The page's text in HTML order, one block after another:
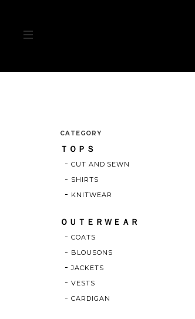
CATEGORY
ＴＯＰＳ
CUT AND SEWN
SHIRTS
KNITWEAR
ＯＵＴＥＲＷＥＡＲ
COATS
BLOUSONS
JACKETS
VESTS
CARDIGAN